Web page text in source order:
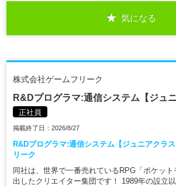
気になる
株式会社ゲームフリーク
R&Dプログラマ:通信システム【ジュ
正社員
掲載終了日：2026/8/27
R&Dプログラマ:通信システム【ジュニアクラ
リーク
同社は、世界で一番売れているRPG「ポケッ
出したクリエイター集団です！ 1989年の設立